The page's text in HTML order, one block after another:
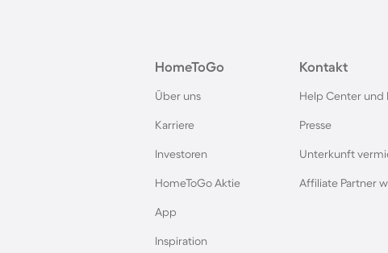
HomeToGo
Über uns
Karriere
Investoren
HomeToGo Aktie
App
Inspiration
Kontakt
Help Center und
Presse
Unterkunft
Affiliate Partner